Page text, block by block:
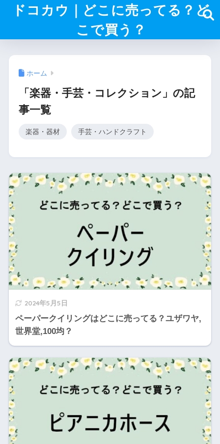
ドコカウ｜どこに売ってる？ど
こで買う？
ホーム
「楽器・手芸・コレクション」の記
事一覧
楽器・器材 手芸・ハンドクラフト
2024年5月5日
ペーパークイリングはどこに売ってる？ユザワヤ,
世界堂,100均？